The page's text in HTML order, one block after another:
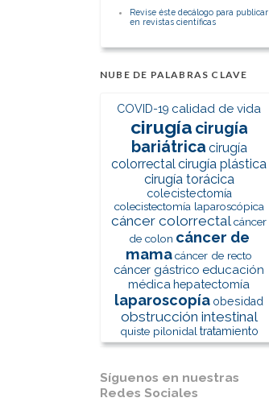
Revise éste decálogo para publicar
en revistas científicas
NUBE DE PALABRAS CLAVE
COVID-19 calidad de vida
cirugía cirugía
bariátrica cirugía
colorrectalcirugía plástica
cirugía torácica
colecistectomía
colecistectomía laparoscópica
cáncer colorrectalcáncer
de colon cáncer de
mamacáncer de recto
cáncer gástrico educación
médicahepatectomía
laparoscopía obesidad
obstrucción intestinal
quiste pilonidal tratamiento
Síguenos en nuestras
Redes Sociales